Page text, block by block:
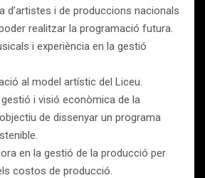
d’artistes i de produccions nacionals
realitzar la programació futura.
i experiència en la gestió
al model artístic del Liceu.
i visió econòmica de la
de dissenyar un programa
en la gestió de la producció per
costos de producció.